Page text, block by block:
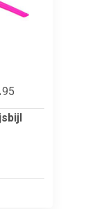
95